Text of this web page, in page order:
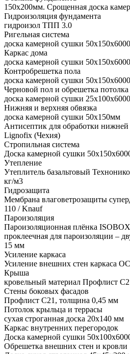
150x200мм. Срощенная доска
Гидроизоляция фундамента
гидроизол ТПП 3.0
Ригельная система
доска камерной сушки
Каркас дома
доска камерной сушки
Контробрешетка пола
доска камерной сушки
Черновой пол и обрешетка потолка
доска камерной сушки
Нижняя и верхняя обвязка
доска камерной сушки 50x150мм
Антисептик для обработки нижней
Lignofix (Чехия)
Стропильная система
Доска камерной сушки
Утепление
Утеплитель базальтовый
кг/м3
Гидрозащита
Мембрана влаговетрозащиты
110 / Knauf
Пароизоляция
Пароизоляционная плёнка
проклеечная для пароизоляции –
15 мм
Усиление каркаса
Усиление внешних стен каркаса
Крыша
кровельный материал Профлист
Стены боковых фасадов
Профлист С21, толщина 0,45 мм
Потолок крыльца и террасы
сухая строганная доска 20х140 мм
Каркас внутренних перегородок
Доска камерной сушки
Обрешетка внешних стен и кровли